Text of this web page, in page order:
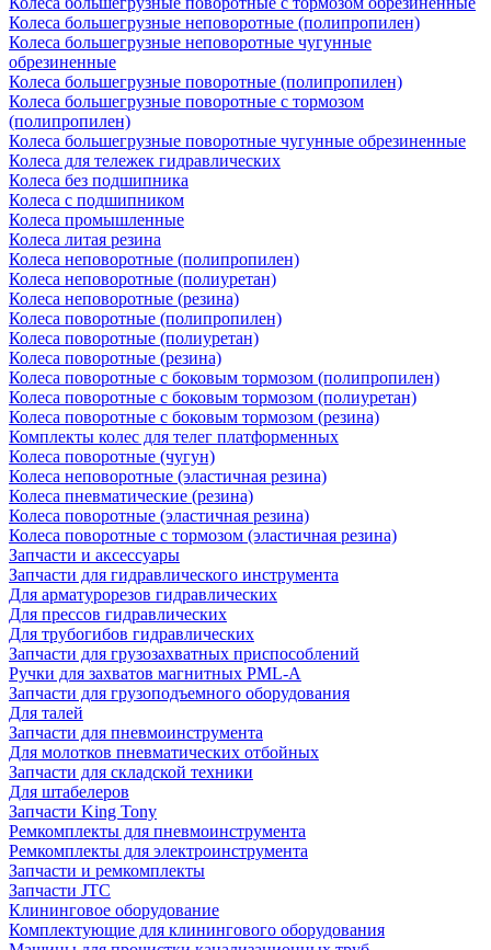
Колеса большегрузные неповоротные (полипропилен)
Колеса большегрузные неповоротные чугунные
обрезиненные
Колеса большегрузные поворотные (полипропилен)
Колеса большегрузные поворотные с тормозом
(полипропилен)
Колеса большегрузные поворотные чугунные обрезиненные
Колеса для тележек гидравлических
Колеса без подшипника
Колеса с подшипником
Колеса промышленные
Колеса литая резина
Колеса неповоротные (полипропилен)
Колеса неповоротные (полиуретан)
Колеса неповоротные (резина)
Колеса поворотные (полипропилен)
Колеса поворотные (полиуретан)
Колеса поворотные (резина)
Колеса поворотные c боковым тормозом (полипропилен)
Колеса поворотные c боковым тормозом (полиуретан)
Колеса поворотные c боковым тормозом (резина)
Комплекты колес для телег платформенных
Колеса поворотные (чугун)
Колеса неповоротные (эластичная резина)
Колеса пневматические (резина)
Колеса поворотные (эластичная резина)
Колеса поворотные c тормозом (эластичная резина)
Запчасти и аксессуары
Запчасти для гидравлического инструмента
Для арматурорезов гидравлических
Для прессов гидравлических
Для трубогибов гидравлических
Запчасти для грузозахватных приспособлений
Ручки для захватов магнитных PML-A
Запчасти для грузоподъемного оборудования
Для талей
Запчасти для пневмоинструмента
Для молотков пневматических отбойных
Запчасти для складской техники
Для штабелеров
Запчасти King Tony
Ремкомплекты для пневмоинструмента
Ремкомплекты для электроинструмента
Запчасти и ремкомплекты
Запчасти JTC
Клининговое оборудование
Комплектующие для клинингового оборудования